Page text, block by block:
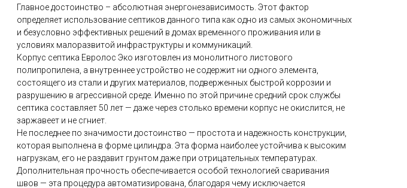
Главное достоинство – абсолютная энергонезависимость. Этот фактор
определяет использование септиков данного типа как одно из самых экономичных
и безусловно эффективных решений в домах временного проживания или в
условиях малоразвитой инфраструктуры и коммуникаций.
Корпус септика Евролос Эко изготовлен из монолитного листового
полипропилена, а внутреннее устройство не содержит ни одного элемента,
состоящего из стали и других материалов, подверженных быстрой коррозии и
разрушению в агрессивной среде. Именно по этой причине средний срок службы
септика составляет 50 лет — даже через столько времени корпус не окислится, не
заржавеет и не сгниет.
Не последнее по значимости достоинство — простота и надежность конструкции,
которая выполнена в форме цилиндра. Эта форма наиболее устойчива к высоким
нагрузкам, его не раздавит грунтом даже при отрицательных температурах.
Дополнительная прочность обеспечивается особой технологией сваривания
швов — эта процедура автоматизирована, благодаря чему исключается